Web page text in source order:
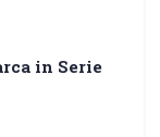
in Serie